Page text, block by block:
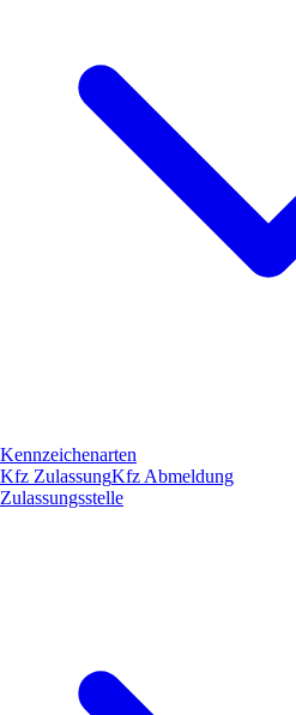
Kennzeichenarten
Kfz ZulassungKfz Abmeldung
Zulassungsstelle